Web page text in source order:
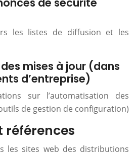
les listes de diffusion et les
mises à jour (dans
d’entreprise)
sur l’automatisation des
de gestion de configuration)
références
les sites web des distributions